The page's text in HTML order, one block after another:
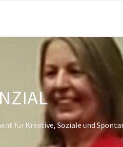
für Kreative, Soziale und